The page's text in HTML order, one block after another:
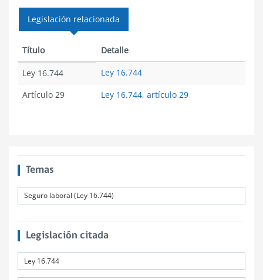
Legislación relacionada
Título Detalle
Ley 16.744
Ley 16.744
Artículo 29
Ley 16.744, artículo 29
Temas
Seguro laboral (Ley 16.744)
Legislación citada
Ley 16.744